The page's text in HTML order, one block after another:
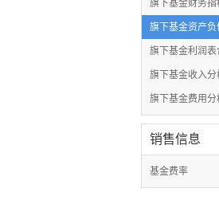
旗下基金财务指
旗下基金资产负
旗下基金利润表
旗下基金收入分
旗下基金费用分
销售信息
基金费率